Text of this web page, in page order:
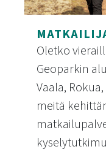
Oletko
Geoparkin
Vaala,
meitä